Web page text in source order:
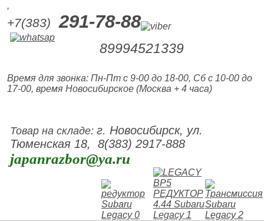
,
+7(383) 291-78-88
89994521339
Время для звонка: Пн-Пт с 9-00 до 18-00, Сб с 10-00 до
17-00, время Новосибирское (Москва + 4 часа)
Товар на складе:г. Новосибирск, ул.
Тюменская 18, 8(383) 2917-888
japanrazbor@ya.ru